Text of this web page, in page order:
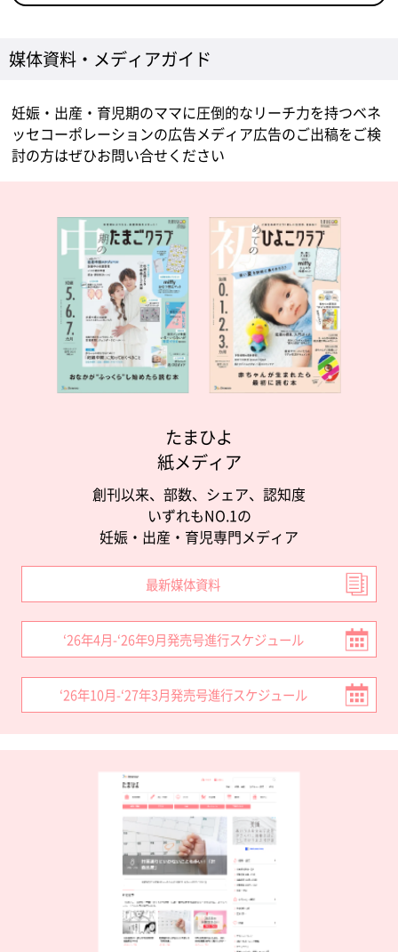
媒体資料・メディアガイド
妊娠・出産・育児期のママに圧倒的なリーチ力を持つベネ
ッセコーポレーションの広告メディア広告のご出稿をご検
討の方はぜひお問い合せください
たまひよ
紙メディア
創刊以来、部数、シェア、認知度
いずれもNO.1の
妊娠・出産・育児専門メディア
最新媒体資料
‘26年4月-‘26年9月発売号進行スケジュール
‘26年10月-‘27年3月発売号進行スケジュール